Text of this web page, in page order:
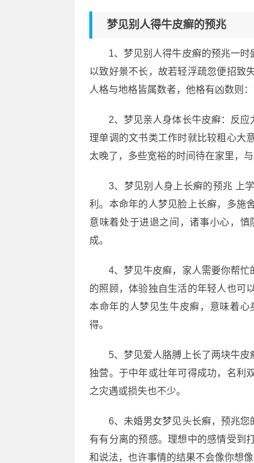
梦见别人得牛皮癣的预兆
1、梦见别人得牛皮癣的预兆一
以致好景不长，故若轻浮疏忽便招致
人格与地格皆属数者，他格有凶数则
2、梦见亲人身体长牛皮癣：反
理单调的文书类工作时就比较粗心大
太晚了，多些宽裕的时间待在家里，
3、梦见别人身上长癣的预兆 上
利。本命年的人梦见脸上长癣，多施
意味着处于进退之间，诸事小心，
成。
4、梦见牛皮癣，家人需要你帮
的照顾，体验独自生活的年轻人也可
本命年的人梦见生牛皮癣，意味着
得。
5、梦见爱人胳膊上长了两块牛
独营。于中年或壮年可得成功，名利
之灾遇或损失也不少。
6、未婚男女梦见头长癣，预兆
有有分离的预感。理想中的感情受到
和说法，也许事情的结果不会像你想像